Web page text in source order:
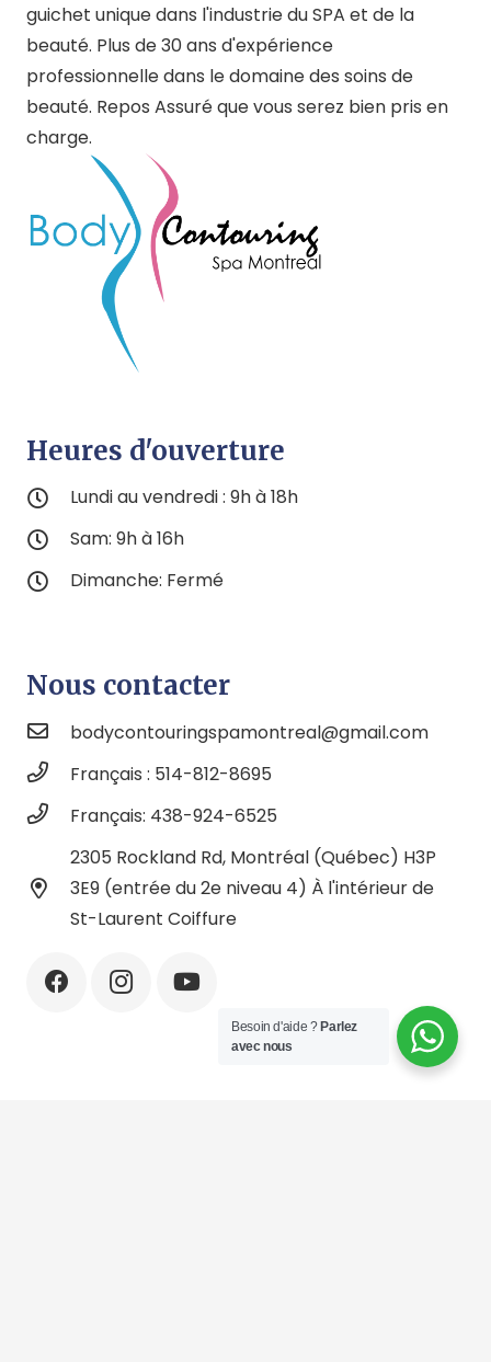
guichet unique dans l'industrie du SPA et de la
beauté. Plus de 30 ans d'expérience
professionnelle dans le domaine des soins de
beauté. Repos Assuré que vous serez bien pris en
charge.
Heures d'ouverture
Lundi au vendredi : 9h à 18h
Sam: 9h à 16h
Dimanche: Fermé
Nous contacter
bodycontouringspamontreal@gmail.com
Français : 514-812-8695
Français: 438-924-6525
2305 Rockland Rd, Montréal (Québec) H3P
3E9 (entrée du 2e niveau 4) À l'intérieur de
St-Laurent Coiffure
Besoin d'aide ? Parlez
avec nous